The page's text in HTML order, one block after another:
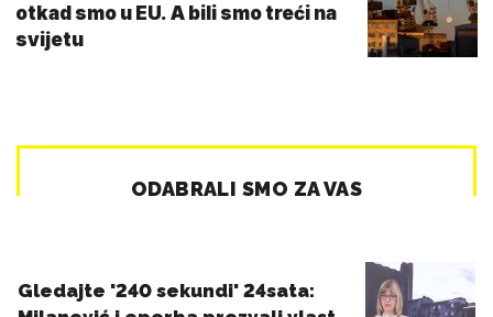
otkad smo u EU. A bili smo treći na
svijetu